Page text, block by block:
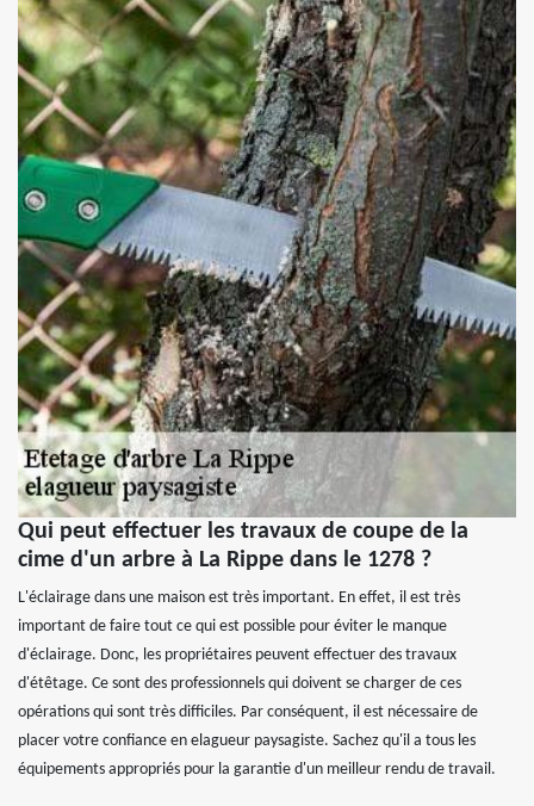
Qui peut effectuer les travaux de coupe de la
cime d'un arbre à La Rippe dans le 1278 ?
L'éclairage dans une maison est très important. En effet, il est très
important de faire tout ce qui est possible pour éviter le manque
d'éclairage. Donc, les propriétaires peuvent effectuer des travaux
d'étêtage. Ce sont des professionnels qui doivent se charger de ces
opérations qui sont très difficiles. Par conséquent, il est nécessaire de
placer votre confiance en elagueur paysagiste. Sachez qu'il a tous les
équipements appropriés pour la garantie d'un meilleur rendu de travail.